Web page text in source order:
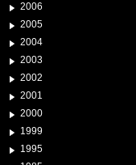
2006
2005
2004
2003
2002
2001
2000
1999
1995